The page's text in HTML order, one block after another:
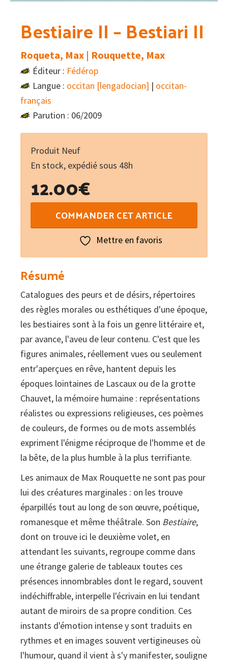
Bestiaire II – Bestiari II
Roqueta, Max | Rouquette, Max
Éditeur : Fédérop
Langue : occitan [lengadocian] | occitan-
français
Parution : 06/2009
Produit Neuf
En stock, expédié sous 48h
12.00€
de
-
Bestiari
II
COMMANDER CET ARTICLE
Mettre en favoris
Résumé
Catalogues des peurs et de désirs, répertoires
des règles morales ou esthétiques d'une époque,
les bestiaires sont à la fois un genre littéraire et,
par avance, l'aveu de leur contenu. C'est que les
figures animales, réellement vues ou seulement
entr'aperçues en rêve, hantent depuis les
époques lointaines de Lascaux ou de la grotte
Chauvet, la mémoire humaine : représentations
réalistes ou expressions religieuses, ces poèmes
de couleurs, de formes ou de mots assemblés
expriment l'énigme réciproque de l'homme et de
la bête, de la plus humble à la plus terrifiante.
Les animaux de Max Rouquette ne sont pas pour
lui des créatures marginales : on les trouve
éparpillés tout au long de son œuvre, poétique,
romanesque et même théâtrale. Son Bestiaire,
dont on trouve ici le deuxième volet, en
attendant les suivants, regroupe comme dans
une étrange galerie de tableaux toutes ces
présences innombrables dont le regard, souvent
indéchiffrable, interpelle l'écrivain en lui tendant
autant de miroirs de sa propre condition. Ces
instants d'émotion intense y sont traduits en
rythmes et en images souvent vertigineuses où
l'humour, quand il vient à s'y manifester, souligne